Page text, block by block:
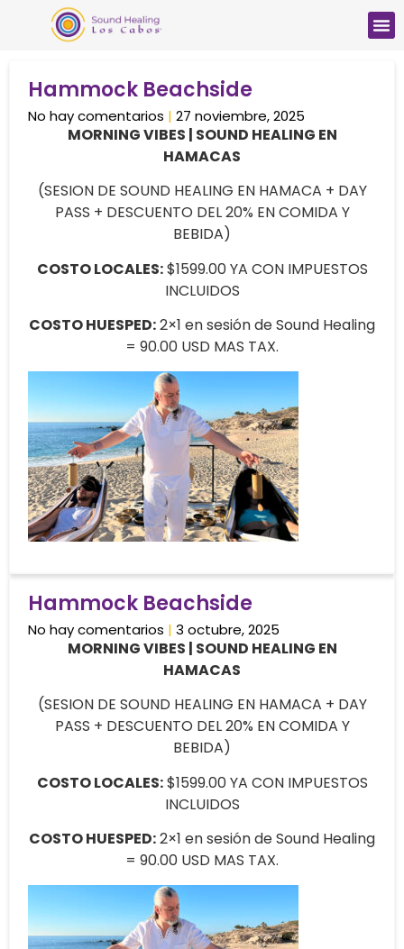
Hammock Beachside
No hay comentarios 27 noviembre, 2025
MORNING VIBES | SOUND HEALING EN
HAMACAS
(SESION DE SOUND HEALING EN HAMACA + DAY
PASS + DESCUENTO DEL 20% EN COMIDA Y
BEBIDA)
COSTO LOCALES:$1599.00 YA CON IMPUESTOS
INCLUIDOS
COSTO HUESPED:2×1 en sesión de Sound Healing
= 90.00 USD MAS TAX.
Hammock Beachside
No hay comentarios 3 octubre, 2025
MORNING VIBES | SOUND HEALING EN
HAMACAS
(SESION DE SOUND HEALING EN HAMACA + DAY
PASS + DESCUENTO DEL 20% EN COMIDA Y
BEBIDA)
COSTO LOCALES:$1599.00 YA CON IMPUESTOS
INCLUIDOS
COSTO HUESPED:2×1 en sesión de Sound Healing
= 90.00 USD MAS TAX.